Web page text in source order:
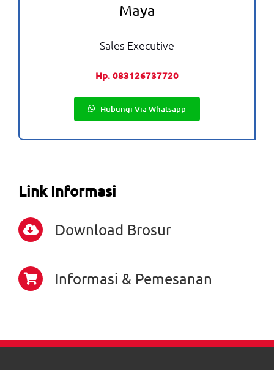
Maya
Sales Executive
Hp. 083126737720
Hubungi Via Whatsapp
Link Informasi
Download Brosur
Informasi & Pemesanan